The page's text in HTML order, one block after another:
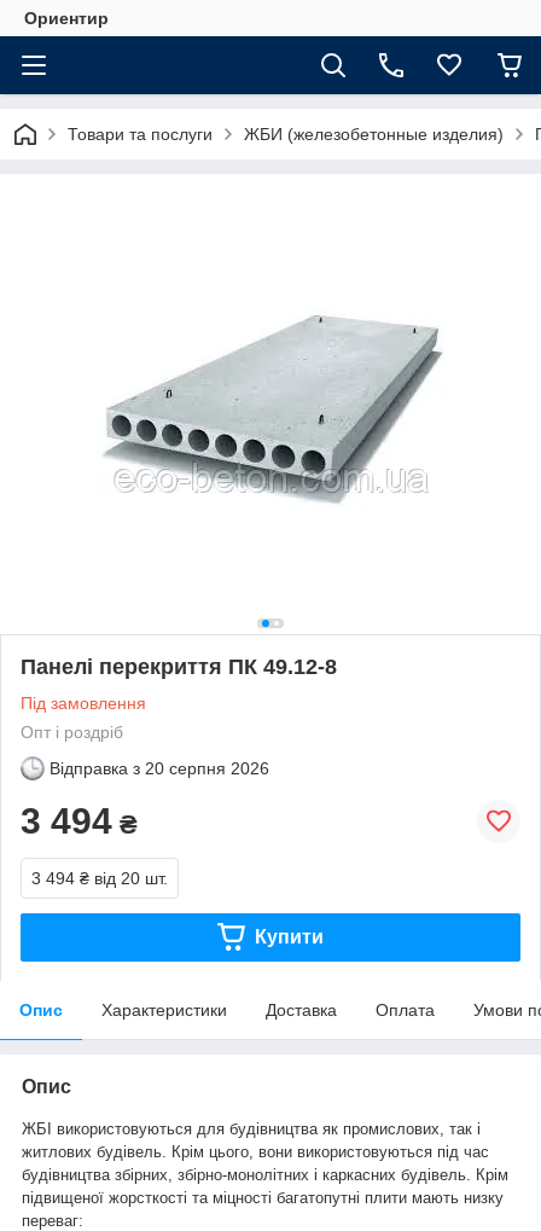
Ориентир
Товари та послуги ЖБИ (железобетонные изделия)
Панелі перекриття ПК 49.12-8
Під замовлення
Опт і роздріб
Відправка з 20 серпня 2026
3 494 ₴
3 494 ₴ від 20 шт.
Купити
Опис Характеристики Доставка Оплата Умови
Опис
ЖБІ використовуються для будівництва як промислових, так і
житлових будівель. Крім цього, вони використовуються під час
будівництва збірних, збірно-монолітних і каркасних будівель. Крім
підвищеної жорсткості та міцності багатопутні плити мають низку
переваг: